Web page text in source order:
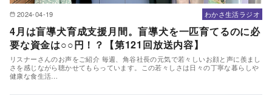
2024-04-19 わかさ生活ラジオ
4月は盲導犬育成支援月間。盲導犬を一匹育てるのに必
要な資金は○○円！？【第121回放送内容】
リスナーさんのお声をご紹介 毎週、角谷社長の元気で若々しいお顔と声に羨まし
さを感じながら聴かせてもらっています。この若々しさは日々の丁寧な暮らしや
健康な食生活…